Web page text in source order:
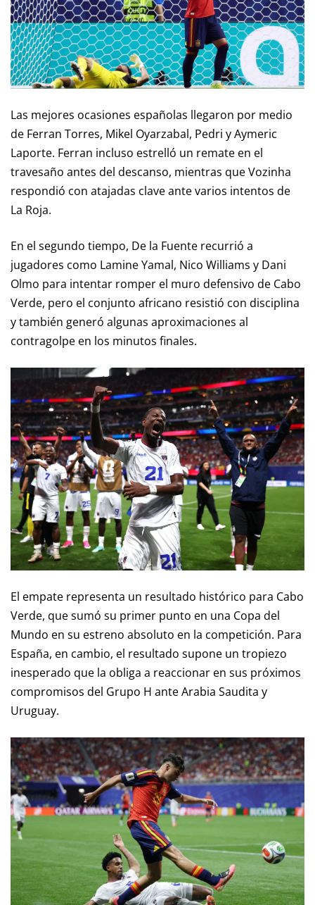
Las mejores ocasiones españolas llegaron por medio
de Ferran Torres, Mikel Oyarzabal, Pedri y Aymeric
Laporte. Ferran incluso estrelló un remate en el
travesaño antes del descanso, mientras que Vozinha
respondió con atajadas clave ante varios intentos de
La Roja.
En el segundo tiempo, De la Fuente recurrió a
jugadores como Lamine Yamal, Nico Williams y Dani
Olmo para intentar romper el muro defensivo de Cabo
Verde, pero el conjunto africano resistió con disciplina
y también generó algunas aproximaciones al
contragolpe en los minutos finales.
El empate representa un resultado histórico para Cabo
Verde, que sumó su primer punto en una Copa del
Mundo en su estreno absoluto en la competición. Para
España, en cambio, el resultado supone un tropiezo
inesperado que la obliga a reaccionar en sus próximos
compromisos del Grupo H ante Arabia Saudita y
Uruguay.